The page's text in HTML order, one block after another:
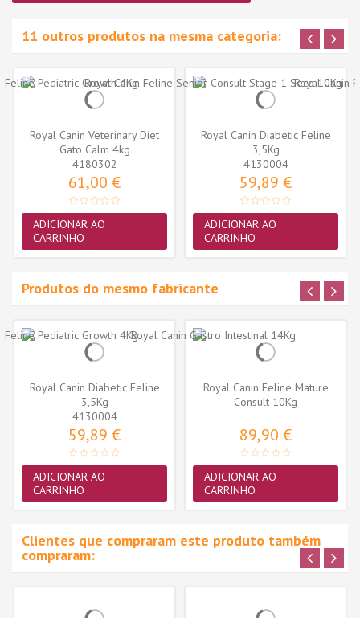
11 outros produtos na mesma categoria:
Royal Canin Veterinary Diet
Gato Calm 4kg
4180302
61,00 €
ADICIONAR AO
CARRINHO
Royal Canin Diabetic Feline
3,5Kg
4130004
59,89 €
ADICIONAR AO
CARRINHO
Produtos do mesmo fabricante
Royal Canin Diabetic Feline
3,5Kg
4130004
59,89 €
ADICIONAR AO
CARRINHO
Royal Canin Feline Mature
Consult 10Kg
89,90 €
ADICIONAR AO
CARRINHO
Clientes que compraram este produto também
compraram: